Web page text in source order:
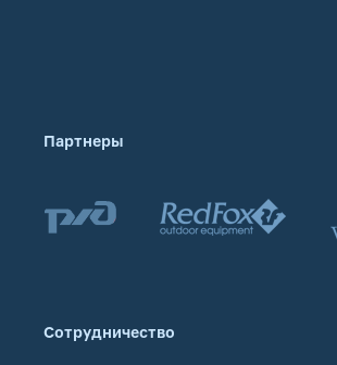
Партнеры
Сотрудничество